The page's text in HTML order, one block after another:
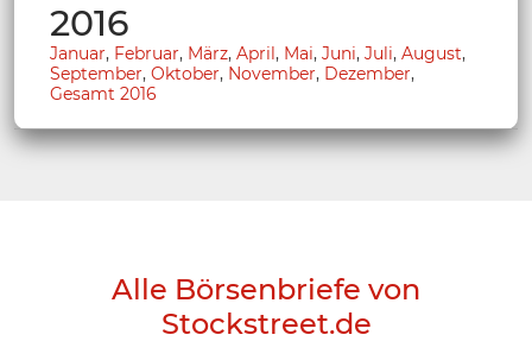
2016
Januar, Februar, März, April, Mai, Juni, Juli, August,
September, Oktober, November, Dezember,
Gesamt 2016
Alle Börsenbriefe von
Stockstreet.de